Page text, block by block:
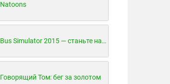
Natoons
Bus Simulator 2015 — станьте настоящим водителем автобуса!
Говорящий Том: бег за золотом